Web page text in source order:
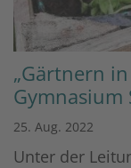
„Gärtnern
Gymnasium
25. Aug. 2022
Unter der